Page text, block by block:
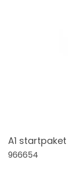
A1
966654